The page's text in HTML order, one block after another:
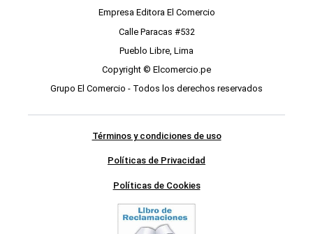
Empresa Editora El Comercio
Calle Paracas #532
Pueblo Libre, Lima
Copyright © Elcomercio.pe
Grupo El Comercio - Todos los derechos reservados
Términos y condiciones de uso
Políticas de Privacidad
Políticas de Cookies